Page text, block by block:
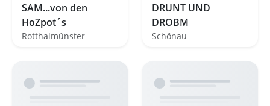
SAM...von den
HoZpot´s
Rotthalmünster
DRUNT UND
DROBM
Schönau